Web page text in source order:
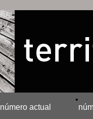
número actual
•